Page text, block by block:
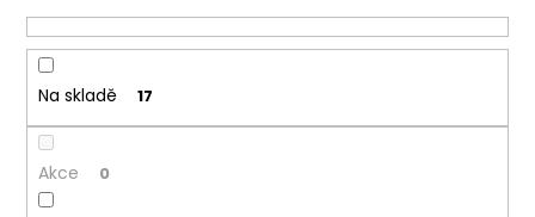
o
d
u
k
ů
Na skladě 17
Akce 0